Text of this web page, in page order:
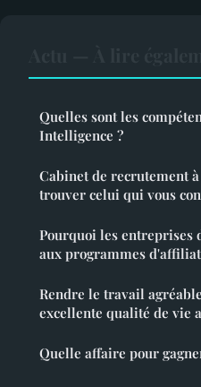
Quelles sont les
Intelligence ?
Cabinet de recrutement
trouver celui qui vous
Pourquoi les entreprises
aux programmes
Rendre le travail
excellente qualité de vie
Quelle affaire pour